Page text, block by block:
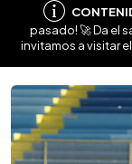
pasado! 🚀 Da el
invitamos a visitar